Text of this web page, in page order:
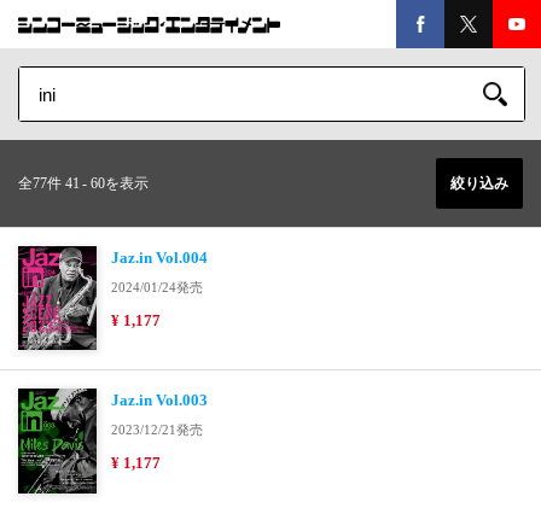
全77件 41 - 60を表示 絞り込み
Jaz.in Vol.004
2024/01/24発売
¥ 1,177
Jaz.in Vol.003
2023/12/21発売
¥ 1,177